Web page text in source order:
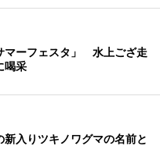
マーフェスタ」 水上ござ走
喝采
入りツキノワグマの名前と